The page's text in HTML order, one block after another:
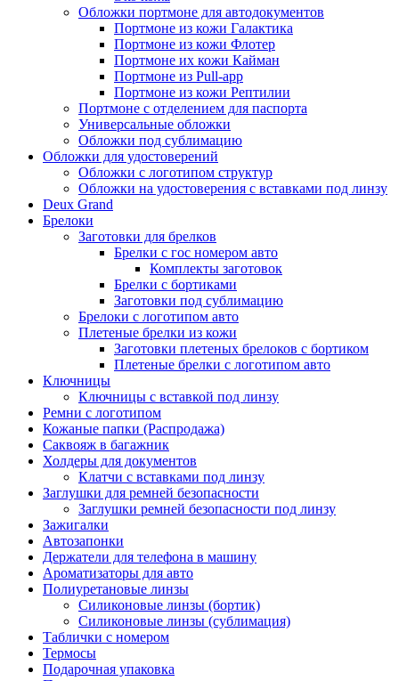
Обложки портмоне для автодокументов
Портмоне из кожи Галактика
Портмоне из кожи Флотер
Портмоне их кожи Кайман
Портмоне из Pull-app
Портмоне из кожи Рептилии
Портмоне с отделением для паспорта
Универсальные обложки
Обложки под сублимацию
Обложки для удостоверений
Обложки с логотипом структур
Обложки на удостоверения с вставками под линзу
Deux Grand
Брелоки
Заготовки для брелков
Брелки с гос номером авто
Комплекты заготовок
Брелки с бортиками
Заготовки под сублимацию
Брелоки с логотипом авто
Плетеные брелки из кожи
Заготовки плетеных брелоков с бортиком
Плетеные брелки с логотипом авто
Ключницы
Ключницы с вставкой под линзу
Ремни с логотипом
Кожаные папки (Распродажа)
Саквояж в багажник
Холдеры для документов
Клатчи с вставками под линзу
Заглушки для ремней безопасности
Заглушки ремней безопасности под линзу
Зажигалки
Автозапонки
Держатели для телефона в машину
Ароматизаторы для авто
Полиуретановые линзы
Силиконовые линзы (бортик)
Силиконовые линзы (сублимация)
Таблички с номером
Термосы
Подарочная упаковка